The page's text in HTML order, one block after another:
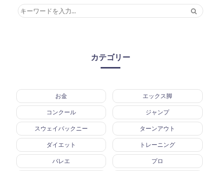
カテゴリー
お金 エックス脚
コンクール ジャンプ
スウェイバックニー ターンアウト
ダイエット トレーニング
バレエ プロ